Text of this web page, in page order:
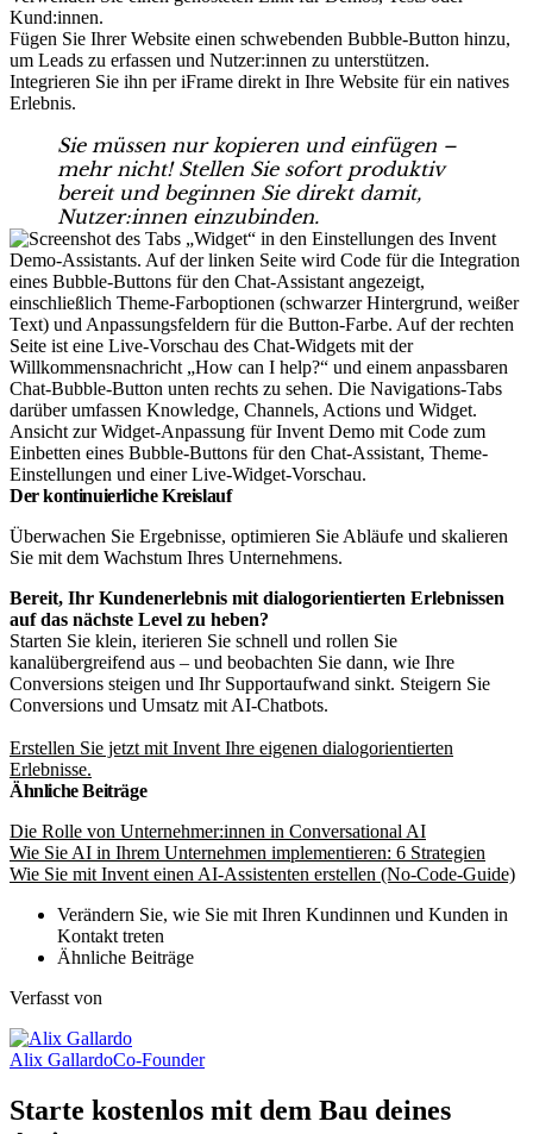
Kund:innen.
Fügen Sie Ihrer Website einen schwebenden Bubble-Button hinzu,
um Leads zu erfassen und Nutzer:innen zu unterstützen.
Integrieren Sie ihn per iFrame direkt in Ihre Website für ein natives
Erlebnis.
Sie müssen nur kopieren und einfügen –
mehr nicht! Stellen Sie sofort produktiv
bereit und beginnen Sie direkt damit,
Nutzer:innen einzubinden.
Ansicht zur Widget-Anpassung für Invent Demo mit Code zum
Einbetten eines Bubble-Buttons für den Chat-Assistant, Theme-
Einstellungen und einer Live-Widget-Vorschau.
Der kontinuierliche Kreislauf
Überwachen Sie Ergebnisse, optimieren Sie Abläufe und skalieren
Sie mit dem Wachstum Ihres Unternehmens.
Bereit, Ihr Kundenerlebnis mit dialogorientierten Erlebnissen
auf das nächste Level zu heben?
Starten Sie klein, iterieren Sie schnell und rollen Sie
kanalübergreifend aus – und beobachten Sie dann, wie Ihre
Conversions steigen und Ihr Supportaufwand sinkt. Steigern Sie
Conversions und Umsatz mit AI-Chatbots.
Erstellen Sie jetzt mit Invent Ihre eigenen dialogorientierten
Erlebnisse.
Ähnliche Beiträge
Die Rolle von Unternehmer:innen in Conversational AI
Wie Sie AI in Ihrem Unternehmen implementieren: 6 Strategien
Wie Sie mit Invent einen AI-Assistenten erstellen (No-Code-Guide)
Verändern Sie, wie Sie mit Ihren Kundinnen und Kunden in
Kontakt treten
Ähnliche Beiträge
Verfasst von
Alix GallardoCo-Founder
Starte kostenlos mit dem Bau deines